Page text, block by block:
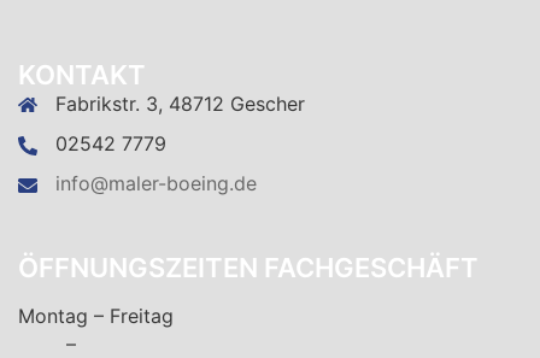
KONTAKT
Fabrikstr. 3, 48712 Gescher
02542 7779
info@maler-boeing.de
ÖFFNUNGSZEITEN FACHGESCHÄFT
Montag – Freitag
–